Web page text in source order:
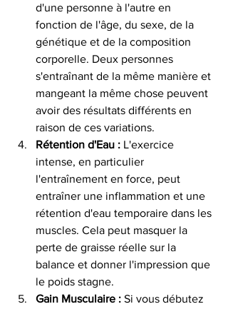
d'une personne à l'autre en
fonction de l'âge, du sexe, de la
génétique et de la composition
corporelle. Deux personnes
s'entraînant de la même manière et
mangeant la même chose peuvent
avoir des résultats différents en
raison de ces variations.
Rétention d'Eau : L'exercice
intense, en particulier
l'entraînement en force, peut
entraîner une inflammation et une
rétention d'eau temporaire dans les
muscles. Cela peut masquer la
perte de graisse réelle sur la
balance et donner l'impression que
le poids stagne.
Gain Musculaire : Si vous débutez